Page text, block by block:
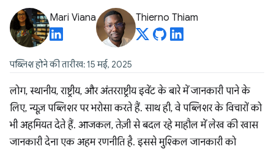
Mari Viana Thierno Thiam
पब्लिश होने की तारीख: 15 मई, 2025
लोग, स्थानीय, राष्ट्रीय, और अंतरराष्ट्रीय इवेंट के बारे में जानकारी पाने के
लिए, न्यूज़ पब्लिशर पर भरोसा करते हैं. साथ ही, वे पब्लिशर के विचारों को
भी अहमियत देते हैं. आजकल, तेज़ी से बदल रहे माहौल में लेख की खास
जानकारी देना एक अहम रणनीति है. इससे मुश्किल जानकारी को